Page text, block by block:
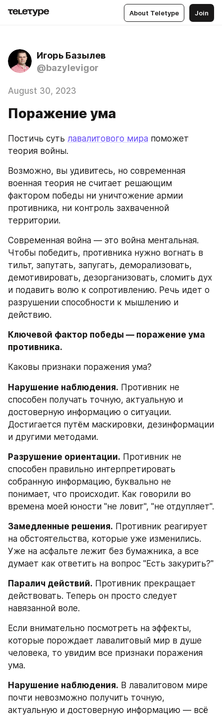
About Teletype Join
Игорь Базылев
@bazylevigor
August 30, 2023
Поражение ума
Постичь суть лавалитового мира поможет
теория войны.
Возможно, вы удивитесь, но современная
военная теория не считает решающим
фактором победы ни уничтожение армии
противника, ни контроль захваченной
территории.
Современная война — это война ментальная.
Чтобы победить, противника нужно вогнать в
тильт, запутать, запугать, деморализовать,
демотивировать, дезорганизовать, сломить дух
и подавить волю к сопротивлению. Речь идет о
разрушении способности к мышлению и
действию.
Ключевой фактор победы — поражение ума
противника.
Каковы признаки поражения ума?
Нарушение наблюдения. Противник не
способен получать точную, актуальную и
достоверную информацию о ситуации.
Достигается путём маскировки, дезинформации
и другими методами.
Разрушение ориентации. Противник не
способен правильно интерпретировать
собранную информацию, буквально не
понимает, что происходит. Как говорили во
Замедленные решения. Противник реагирует
на обстоятельства, которые уже изменились.
Уже на асфальте лежит без бумажника, а все
думает как ответить на вопрос "Есть закурить?"
Паралич действий. Противник прекращает
действовать. Теперь он просто следует
навязанной воле.
Если внимательно посмотреть на эффекты,
которые порождает лавалитовый мир в душе
человека, то увидим все признаки поражения
ума.
Нарушение наблюдения. В лавалитовом мире
почти невозможно получить точную,
актуальную и достоверную информацию — всё